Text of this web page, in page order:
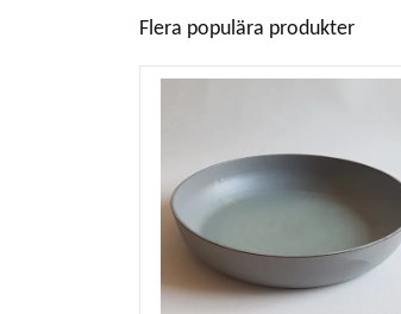
Flera populära produkter